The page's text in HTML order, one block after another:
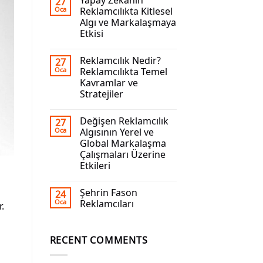
Oca
Reklamcılıkta Kitlesel
Algı ve Markalaşmaya
Etkisi
27
Oca
Reklamcılık Nedir?
Reklamcılıkta Temel
Kavramlar ve
Stratejiler
27
Oca
Değişen Reklamcılık
Algısının Yerel ve
Global Markalaşma
Çalışmaları Üzerine
Etkileri
24
Oca
Şehrin Fason
Reklamcıları
RECENT COMMENTS